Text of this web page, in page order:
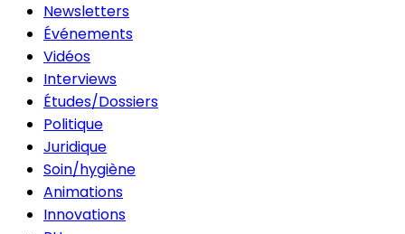
Newsletters
Événements
Vidéos
Interviews
Études/Dossiers
Politique
Juridique
Soin/hygiène
Animations
Innovations